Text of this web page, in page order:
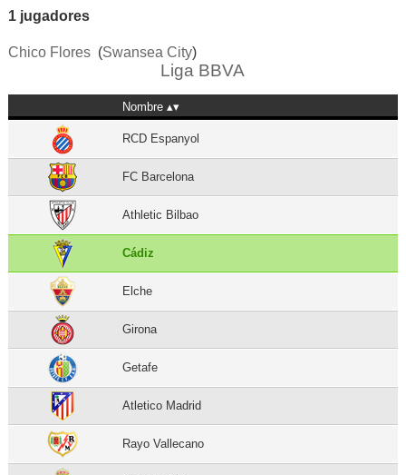
1 jugadores
Chico Flores(Swansea City)
Liga BBVA
Nombre
RCD Espanyol
FC Barcelona
Athletic Bilbao
Cádiz
Elche
Girona
Getafe
Atletico Madrid
Rayo Vallecano